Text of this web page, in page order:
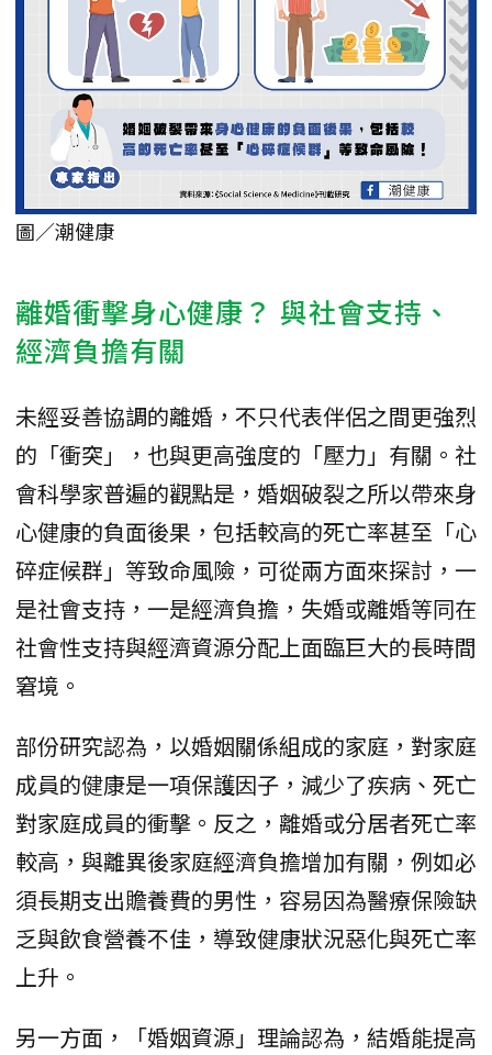
圖／潮健康
離婚衝擊身心健康？ 與社會支持、
經濟負擔有關
未經妥善協調的離婚，不只代表伴侶之間更強烈
的「衝突」，也與更高強度的「壓力」有關。社
會科學家普遍的觀點是，婚姻破裂之所以帶來身
心健康的負面後果，包括較高的死亡率甚至「心
碎症候群」等致命風險，可從兩方面來探討，一
是社會支持，一是經濟負擔，失婚或離婚等同在
社會性支持與經濟資源分配上面臨巨大的長時間
窘境。
部份研究認為，以婚姻關係組成的家庭，對家庭
成員的健康是一項保護因子，減少了疾病、死亡
對家庭成員的衝擊。反之，離婚或分居者死亡率
較高，與離異後家庭經濟負擔增加有關，例如必
須長期支出贍養費的男性，容易因為醫療保險缺
乏與飲食營養不佳，導致健康狀況惡化與死亡率
上升。
另一方面，「婚姻資源」理論認為，結婚能提高